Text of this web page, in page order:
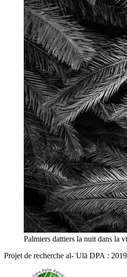
Palmiers dattiers la nuit dans la
Projet de recherche al-ʿUlā DPA :